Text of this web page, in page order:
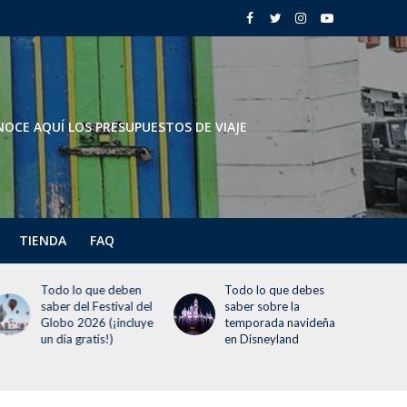
AQUÍ LOS PRESUPUESTOS DE VIAJE
TIENDA FAQ
Todo lo que deben
saber del Festival del
Globo 2026 (¡incluye
un día gratis!)
Todo lo que debes
saber sobre la
temporada navideña
en Disneyland